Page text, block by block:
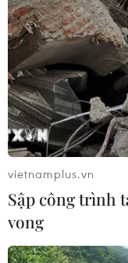
vietnamplus.vn
Sập công trình
vong